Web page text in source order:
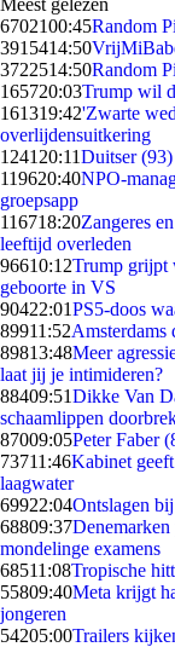
Meest gelezen
6702100:45Random
3915414:50
3722514:50Random
165720:03Trump wil
161319:42'Zwarte
overlijdensuitkering
1241 20:11Duitser
119620:40NPO-
groepsapp
116718:20Zangeres
leeftijd overleden
96610:12Trump grijpt
geboorte in VS
90422:01PS5-doos
89911:52Amsterdams
89813:48Meer
laat jij je intimideren?
88409:51Dikke Van
schaamlippen
87009:05Peter Faber
73711:46Kabinet
laagwater
69922:04Ontslagen
68809:37
mondelinge examens
68511:08Tropische
55809:40Meta krijgt
jongeren
54205:00Trailers